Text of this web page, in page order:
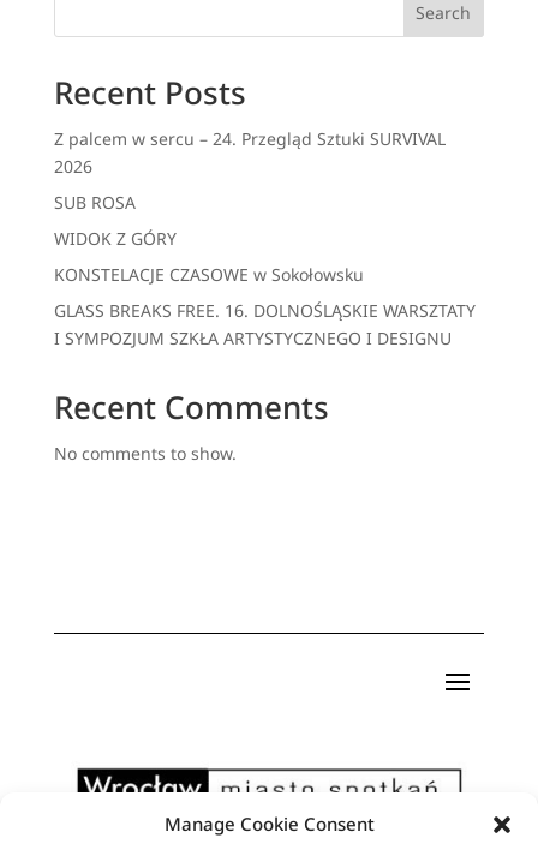
Manage Cookie Consent
Search
Recent Posts
Z palcem w sercu – 24. Przegląd Sztuki SURVIVAL
2026
SUB ROSA
WIDOK Z GÓRY
KONSTELACJE CZASOWE w Sokołowsku
GLASS BREAKS FREE. 16. DOLNOŚLĄSKIE WARSZTATY
I SYMPOZJUM SZKŁA ARTYSTYCZNEGO I DESIGNU
Recent Comments
No comments to show.